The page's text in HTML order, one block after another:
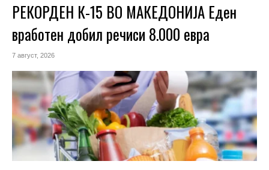
РЕКОРДЕН К-15 ВО МАКЕДОНИЈА Еден
вработен добил речиси 8.000 евра
7 август, 2026